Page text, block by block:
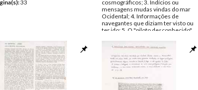
33
cosmográficos; 3. Indícios ou
mensagens mudas vindas do mar
Ocidental; 4. Informações de
navegantes que diziam ter visto ou
ter ido; 5. O "piloto desconhecido"
1477-1478?); 6. As viagens atlânticas
de Cristóvão Colombo antes de 1492.
Data:s.d.
Fundo:DFL - Documentos Felicidade
Alves
Tipo Documental:
Página(s):60